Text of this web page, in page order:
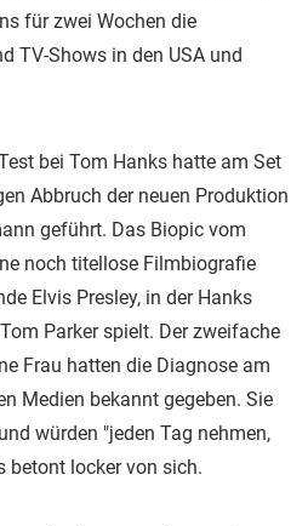
für zwei Wochen die
TV-Shows in den USA und
bei Tom Hanks hatte am Set
Abbruch der neuen Produktion
geführt. Das Biopic vom
noch titellose Filmbiografie
Elvis Presley, in der Hanks
Parker spielt. Der zweifache
Frau hatten die Diagnose am
Medien bekannt gegeben. Sie
würden "jeden Tag nehmen,
betont locker von sich.